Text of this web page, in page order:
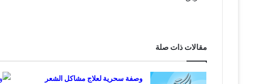
مقالات ذات صلة
وصفة سحرية لعلاج مشاكل الشعر